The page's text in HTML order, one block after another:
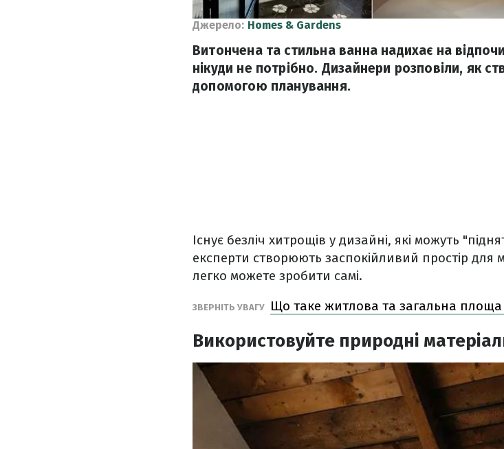
Джерело: Homes & Gardens
Витончена та стильна ванна надихає на
нікуди не потрібно. Дизайнери розповіли, як
допомогою планування.
Існує безліч хитрощів у дизайні, які можуть
експерти створюють заспокійливий простір для
легко можете зробити самі.
ЗВЕРНІТЬ УВАГУ Що таке житлова та загальна площа
Використовуйте природні